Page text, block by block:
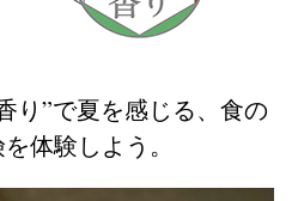
り”で夏を感じる、食の
体験しよう。